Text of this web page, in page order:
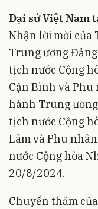
Đại sứ Việt Nam
Nhận lời mời của
Trung ương
tịch nước Cộng
Cận Bình và Phu
hành Trung
tịch nước Cộng
Lâm và Phu
nước Cộng hòa
20/8/2024.
Chuyến thăm